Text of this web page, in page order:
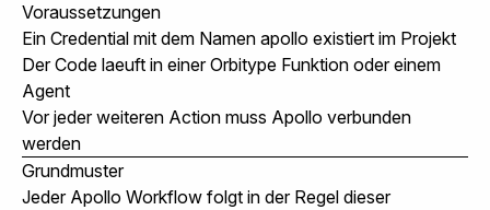
Voraussetzungen
Ein Credential mit dem Namen apollo existiert im Projekt
Der Code laeuft in einer Orbitype Funktion oder einem
Agent
Vor jeder weiteren Action muss Apollo verbunden
werden
Grundmuster
Jeder Apollo Workflow folgt in der Regel dieser